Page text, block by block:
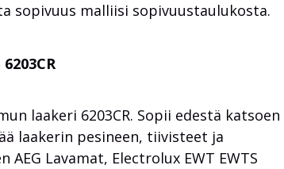
sopivuus malliisi sopivuustaulukosta.
laakeri 6203CR. Sopii edestä katsoen
laakerin pesineen, tiivisteet ja
Lavamat, Electrolux EWT EWTS